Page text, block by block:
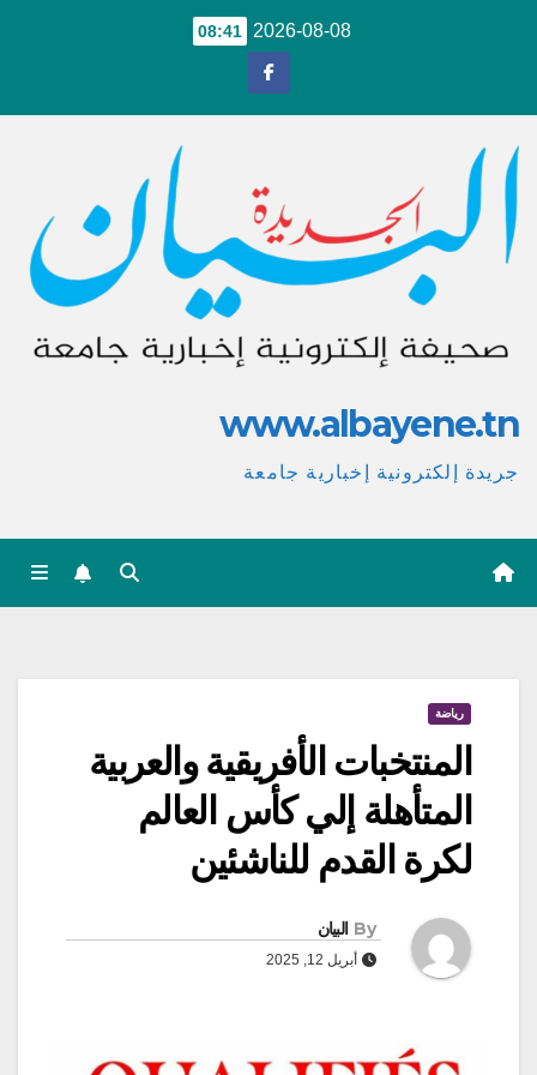
2026-08-08
08:41
www.albayene.tn
جريدة إلكترونية إخبارية جامعة
رياضة
المنتخبات الأفريقية والعربية
المتأهلة إلي كأس العالم
لكرة القدم للناشئين
By البيان
أبريل 12, 2025